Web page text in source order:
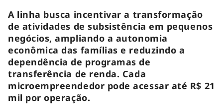
A linha busca incentivar a transformação
de atividades de subsistência em pequenos
negócios, ampliando a autonomia
econômica das famílias e reduzindo a
dependência de programas de
transferência de renda. Cada
microempreendedor pode acessar até R$ 21
mil por operação.